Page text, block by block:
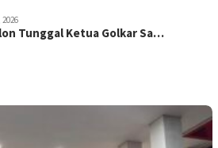
Tunggal Ketua Golkar Sa…